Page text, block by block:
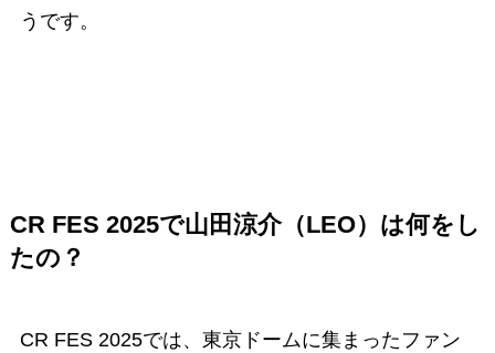
うです。
CR FES 2025で山田涼介（LEO）は何をし
たの？
CR FES 2025では、東京ドームに集まったファン